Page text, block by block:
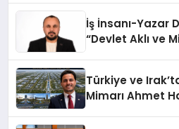
İş İnsanı-Yazar
“Devlet Aklı ve
Türkiye ve
Mimarı Ahmet